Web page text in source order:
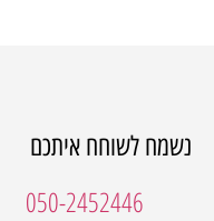
נשמח לשוחח איתכם
050-2452446